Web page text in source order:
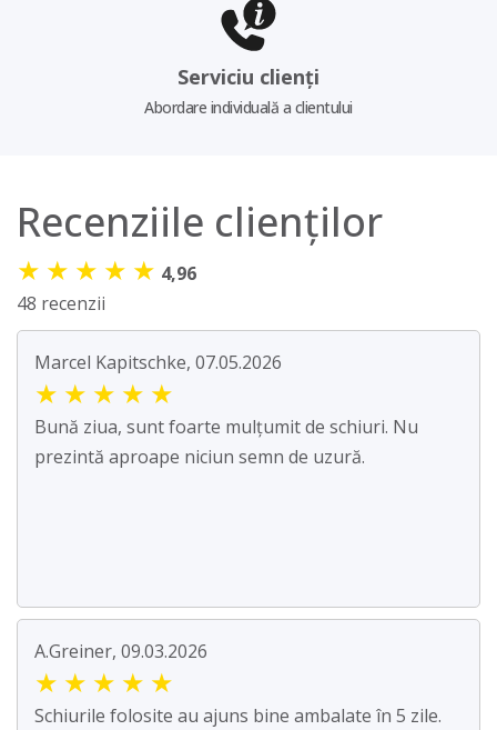
Serviciu clienți
Abordare individuală a clientului
Recenziile clienților
★ ★ ★ ★ ★ 4,96
48 recenzii
Marcel Kapitschke, 07.05.2026
★ ★ ★ ★ ★
Bună ziua, sunt foarte mulțumit de schiuri. Nu
prezintă aproape niciun semn de uzură.
A.Greiner, 09.03.2026
★ ★ ★ ★ ★
Schiurile folosite au ajuns bine ambalate în 5 zile.